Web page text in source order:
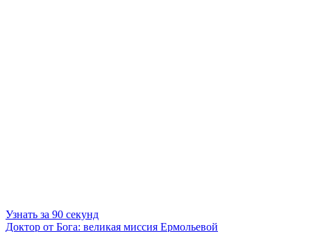
Узнать за 90 секунд
Доктор от Бога: великая миссия Ермольевой